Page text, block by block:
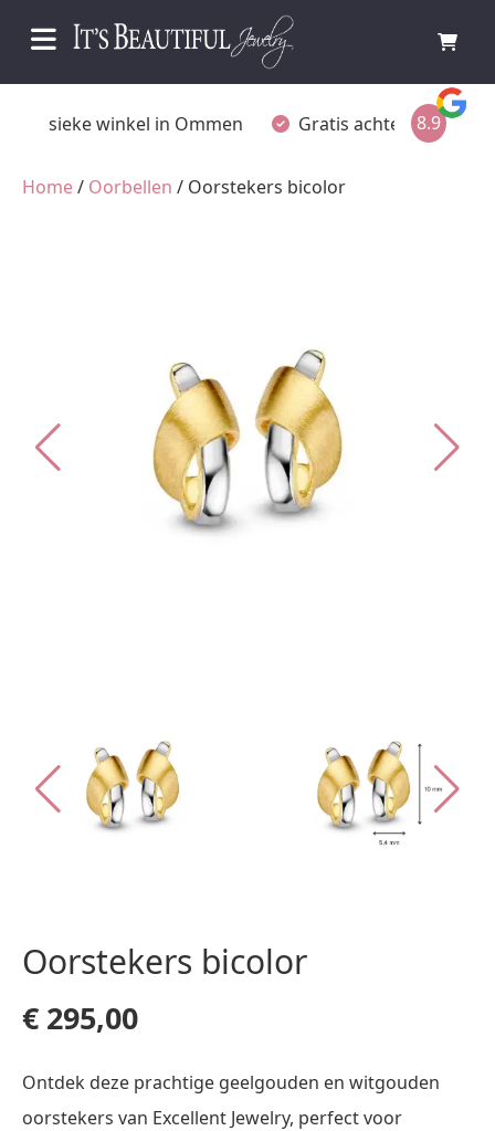
Fysieke winkel in Ommen Gratis achteraf betalen
8.9
Home/ Oorbellen / Oorstekers bicolor
Oorstekers bicolor
€ 295,00
Ontdek deze prachtige geelgouden en witgouden
oorstekers van Excellent Jewelry, perfect voor